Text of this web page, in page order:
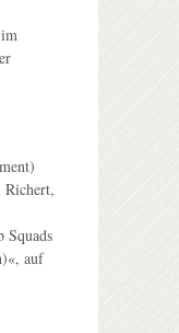
im
Richert,
Squads
auf